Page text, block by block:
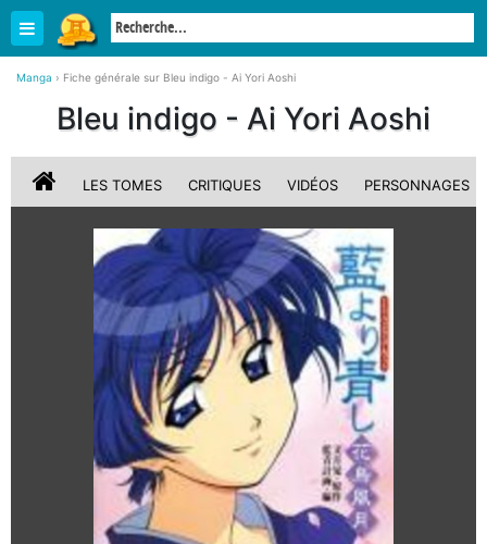
Manga › Fiche générale sur Bleu indigo - Ai Yori Aoshi
Bleu indigo - Ai Yori Aoshi
LES TOMES CRITIQUES VIDÉOS PERSONNAGES